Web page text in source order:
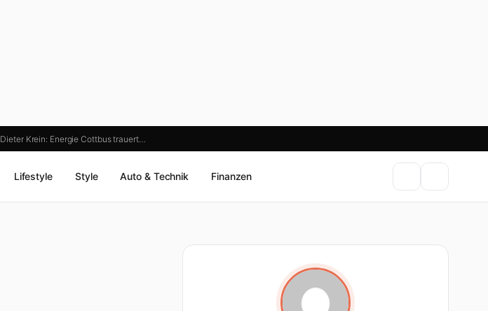
Dieter Krein: Energie Cottbus trauert…
Lifestyle Style Auto & Technik Finanzen